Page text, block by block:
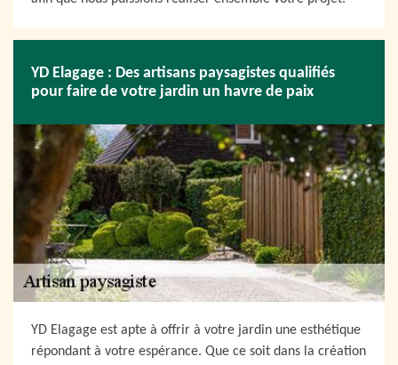
YD Elagage : Des artisans paysagistes qualifiés
pour faire de votre jardin un havre de paix
YD Elagage est apte à offrir à votre jardin une esthétique
répondant à votre espérance. Que ce soit dans la création